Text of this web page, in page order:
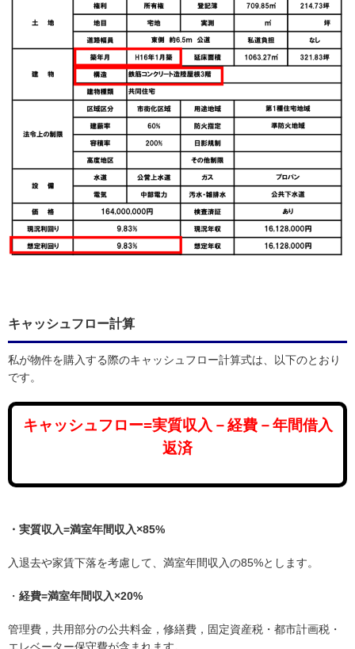
キャッシュフロー計算
私が物件を購入する際のキャッシュフロー計算式は、以下のとおり
です。
キャッシュフロー=実質収入－経費－年間借入
返済
・実質収入=満室年間収入×85%
入退去や家賃下落を考慮して、満室年間収入の85%とします。
・ 経費=満室年間収入×20%
管理費，共用部分の公共料金，修繕費，固定資産税・都市計画税・
エレベーター保守費が含まれます。